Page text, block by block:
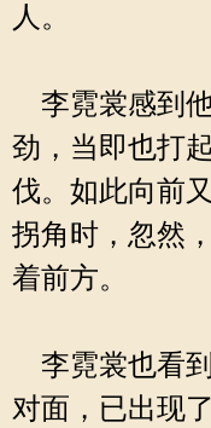
人。
李霓裳感到
劲，当即也打
伐。如此向前
拐角时，忽然
着前方。
李霓裳也看
对面，已出现